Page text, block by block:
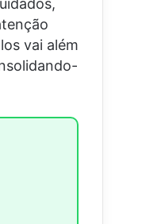
vai além